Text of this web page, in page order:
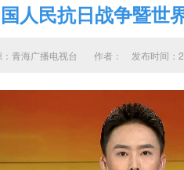
人民抗日战争暨世
：青海广播电视台 作者： 发布时间